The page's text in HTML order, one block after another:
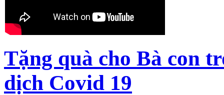
Tặng quà cho Bà con
dịch Covid 19